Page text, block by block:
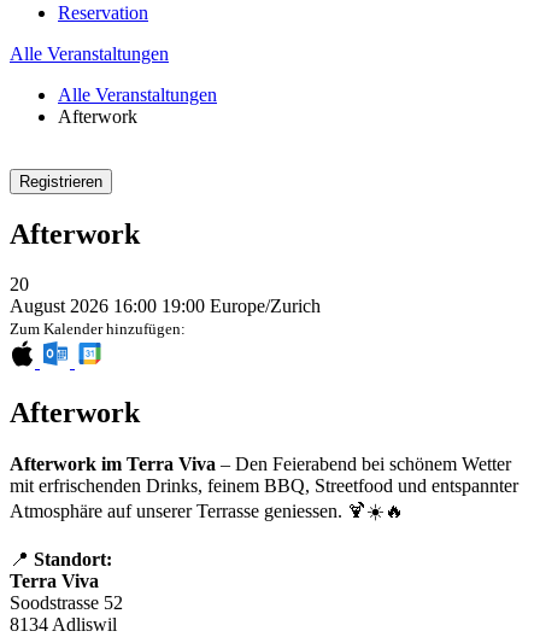
Reservation
Alle Veranstaltungen
Alle Veranstaltungen
Afterwork
Registrieren
Afterwork
20
August 2026 16:00 19:00 Europe/Zurich
Zum Kalender hinzufügen:
Afterwork
Afterwork im Terra Viva – Den Feierabend bei schönem Wetter
mit erfrischenden Drinks, feinem BBQ, Streetfood und entspannter
Atmosphäre auf unserer Terrasse geniessen. 🍹☀️🔥
📍 Standort:
Terra Viva
Soodstrasse 52
8134 Adliswil